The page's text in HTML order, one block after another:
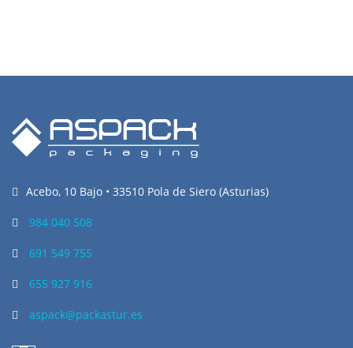
Acebo, 10 Bajo • 33510 Pola de Siero (Asturias)
984 040 508
691 549 755
655 927 916
aspack@packastur.es